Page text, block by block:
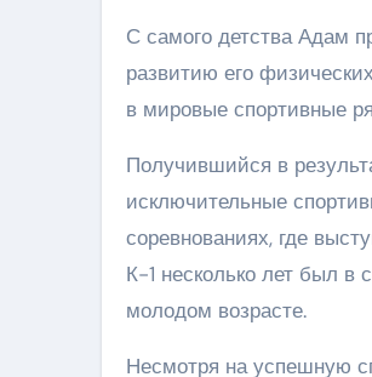
С самого детства Адам
развитию его
в мировые спортивные
Получившийся в
исключительные
соревнованиях, где
К-1 несколько лет был в
молодом возрасте.
Несмотря на успешную